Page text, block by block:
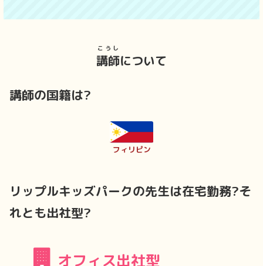
講師
こうし
について
講師の国籍は?
フィリピン
リップルキッズパークの先生は在宅勤務?そ
れとも出社型?
オフィス出社型